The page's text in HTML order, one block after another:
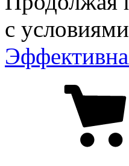
с условиями